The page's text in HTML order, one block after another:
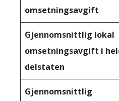
omsetningsavgift
Gjennomsnittlig lokal
omsetningsavgift i
delstaten
Gjennomsnittlig